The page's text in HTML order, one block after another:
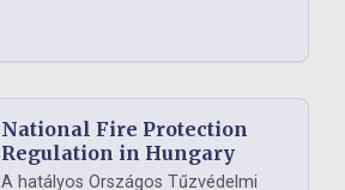
National Fire Protection
Regulation in Hungary
A hatályos Országos Tűzvédelmi